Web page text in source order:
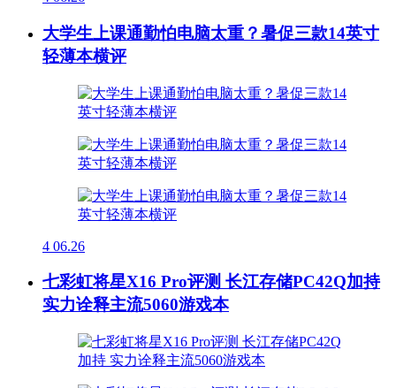
大学生上课通勤怕电脑太重？暑促三款14英寸
轻薄本横评
4 06.26
七彩虹将星X16 Pro评测 长江存储PC42Q加持
实力诠释主流5060游戏本